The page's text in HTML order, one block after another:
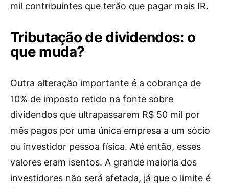
mil contribuintes que terão que pagar mais IR.
Tributação de dividendos: o
que muda?
Outra alteração importante é a cobrança de
10% de imposto retido na fonte sobre
dividendos que ultrapassarem R$ 50 mil por
mês pagos por uma única empresa a um sócio
ou investidor pessoa física. Até então, esses
valores eram isentos. A grande maioria dos
investidores não será afetada, já que o limite é